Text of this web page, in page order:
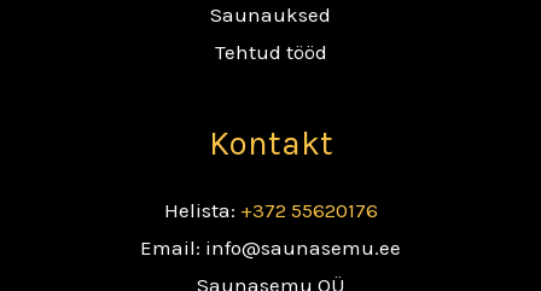
Saunauksed
Tehtud tööd
Kontakt
Helista: +372 55620176
Email: info@saunasemu.ee
Saunasemu OÜ